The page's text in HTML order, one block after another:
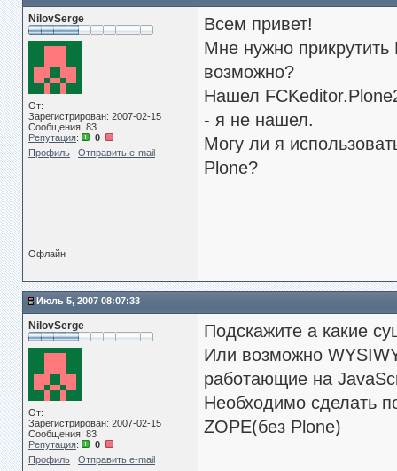
NilovSerge
От:
Зарегистрирован: 2007-02-15
Сообщения: 83
Репутация:
0
Профиль
Отправить e-mail
Всем привет!
Мне нужно
возможно?
Нашел
- я не нашел.
Могу ли я
Plone?
Офлайн
Июль 5, 2007 08:07:33
NilovSerge
От:
Зарегистрирован: 2007-02-15
Сообщения: 83
Репутация:
0
Профиль
Отправить e-mail
Подскажите а какие
Или возможно
работающие на
Необходимо сделать
ZOPE(без Plone)